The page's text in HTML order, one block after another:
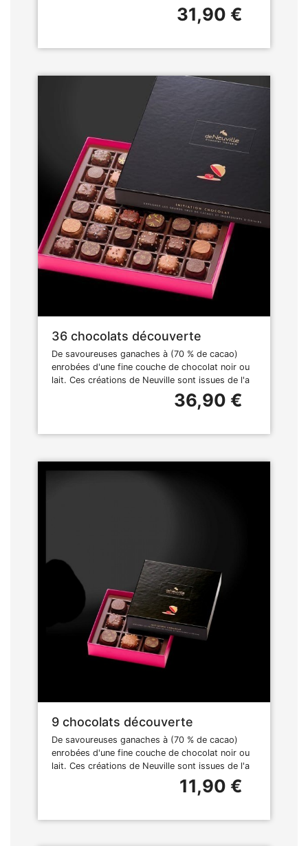
31,90 €
36 chocolats découverte
De savoureuses ganaches à (70 % de cacao)
enrobées d'une fine couche de chocolat noir ou
lait. Ces créations de Neuville sont issues de l'a
36,90 €
9 chocolats découverte
De savoureuses ganaches à (70 % de cacao)
enrobées d'une fine couche de chocolat noir ou
lait. Ces créations de Neuville sont issues de l'a
11,90 €